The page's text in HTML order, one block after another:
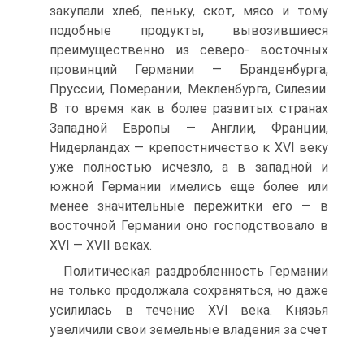
закупа­ли хлеб, пеньку, скот, мясо и тому
подобные продукты, вывозившиеся
преимущественно из северо- восточных
провинций Германии — Бранденбурга,
Пруссии, Померании, Мекленбурга, Силезии.
В то время как в более развитых странах
Западной Евро­пы — Англии, Франции,
Нидерландах — крепостни­чество к XVI веку
уже полностью исчезло, а в запад­ной и
южной Германии имелись еще более или
менее значительные пережитки его — в
восточной Германии оно господствовало в
XVI — XVII веках.
Политическая раздробленность Германии
не толь­ко продолжала сохраняться, но даже
усилилась в те­чение XVI века. Князья
увеличили свои земельные владения за счет